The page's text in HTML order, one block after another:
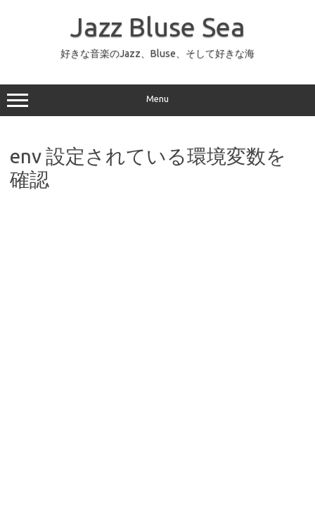
ッ
プ
Jazz Bluse Sea
好きな音楽のJazz、Bluse、そして好きな海
Menu
env 設定されている環境変数を
確認